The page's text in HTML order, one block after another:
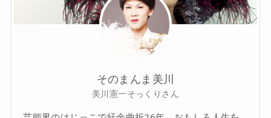
そのまんま美川
美川憲一そっくりさん